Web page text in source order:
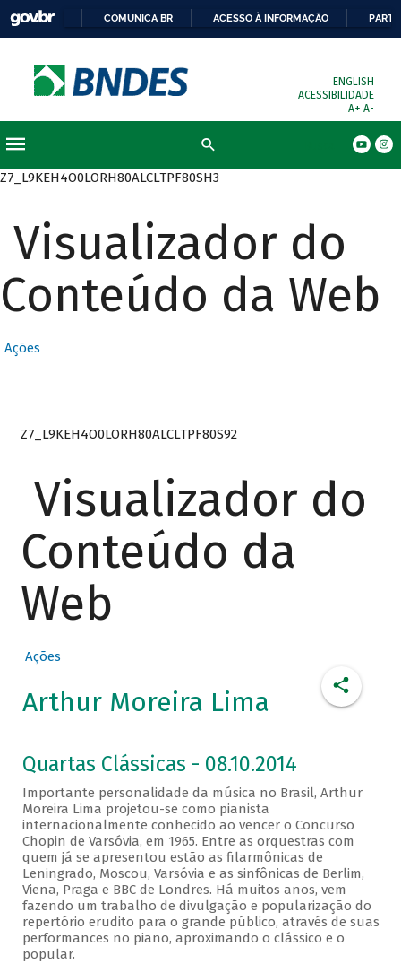
COMUNICA BR ACESSO À INFORMAÇÃO
ENGLISH
ACESSIBILIDADE
A+ A-
Z7_L9KEH4O0LORH80ALCLTPF80SH3
Visualizador do
Conteúdo da Web
Ações
Z7_L9KEH4O0LORH80ALCLTPF80S92
Visualizador do
Conteúdo da
Web
Ações
Arthur Moreira Lima
Quartas Clássicas - 08.10.2014
Importante personalidade da música no Brasil, Arthur
Moreira Lima projetou-se como pianista
internacionalmente conhecido ao vencer o Concurso
Chopin de Varsóvia, em 1965. Entre as orquestras com
quem já se apresentou estão as filarmônicas de
Leningrado, Moscou, Varsóvia e as sinfônicas de Berlim,
Viena, Praga e BBC de Londres. Há muitos anos, vem
fazendo um trabalho de divulgação e popularização do
repertório erudito para o grande público, através de suas
performances no piano, aproximando o clássico e o
popular.